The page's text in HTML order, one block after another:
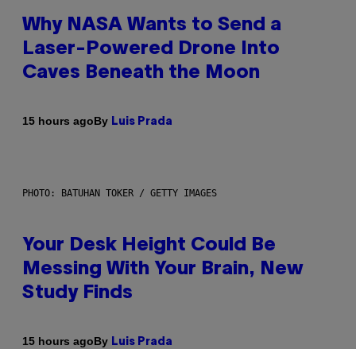
Why NASA Wants to Send a
Laser-Powered Drone Into
Caves Beneath the Moon
15 hours agoBy Luis Prada
PHOTO: BATUHAN TOKER / GETTY IMAGES
Your Desk Height Could Be
Messing With Your Brain, New
Study Finds
15 hours agoBy Luis Prada